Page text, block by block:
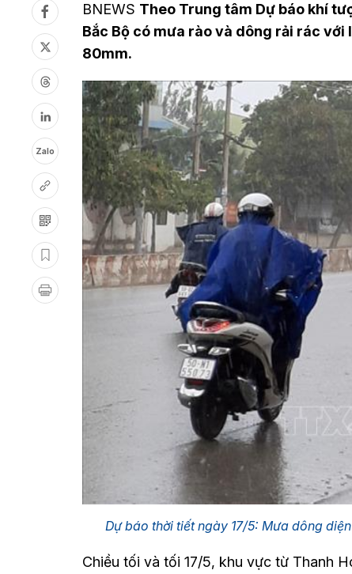
Zalo
BNEWS Theo Trung tâm Dự báo khí
Bắc Bộ có mưa rào và dông rải rác
80mm.
Dự báo thời tiết ngày 17/5: Mưa dông
Chiều tối và tối 17/5, khu vực từ Thanh